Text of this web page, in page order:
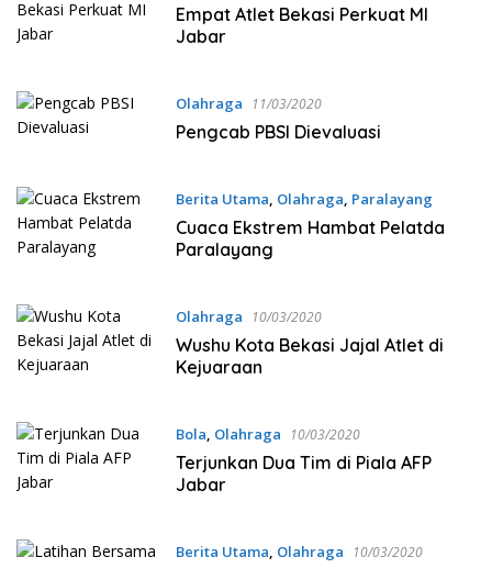
12/03/2020
Empat Atlet Bekasi Perkuat MI
Jabar
Olahraga 11/03/2020
Pengcab PBSI Dievaluasi
Berita Utama, Olahraga, Paralayang
11/03/2020
Cuaca Ekstrem Hambat Pelatda
Paralayang
Olahraga 10/03/2020
Wushu Kota Bekasi Jajal Atlet di
Kejuaraan
Bola, Olahraga 10/03/2020
Terjunkan Dua Tim di Piala AFP
Jabar
Berita Utama, Olahraga 10/03/2020